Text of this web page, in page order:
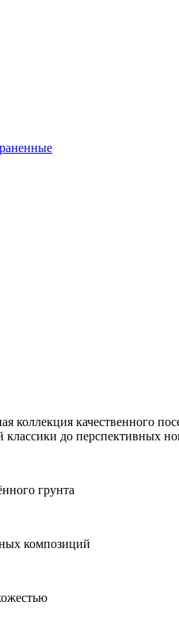
коллекция качественного
до перспективных
грунта
композиций